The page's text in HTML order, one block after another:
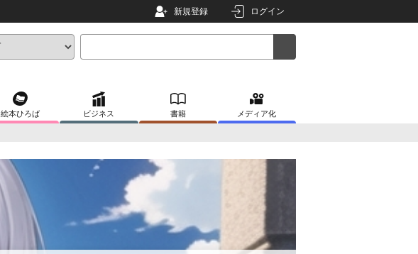
新規登録 ログイン
絵本ひろば ビジネス 書籍 メディア化